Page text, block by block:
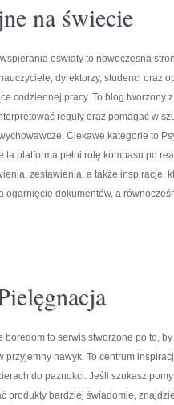
na świecie
wspierania oświaty to nowoczesna
dyrektorzy, studenci oraz
codziennej pracy. To blog tworzony
reguły oraz pomagać w
Ciekawe kategorie to
ta platforma pełni rolę kompasu po
zestawienia, a także inspiracje,
ogarnięcie dokumentów, a
boredom to serwis stworzone po to,
przyjemny nawyk. To centrum
do paznokci. Jeśli szukasz
produkty bardziej świadomie,